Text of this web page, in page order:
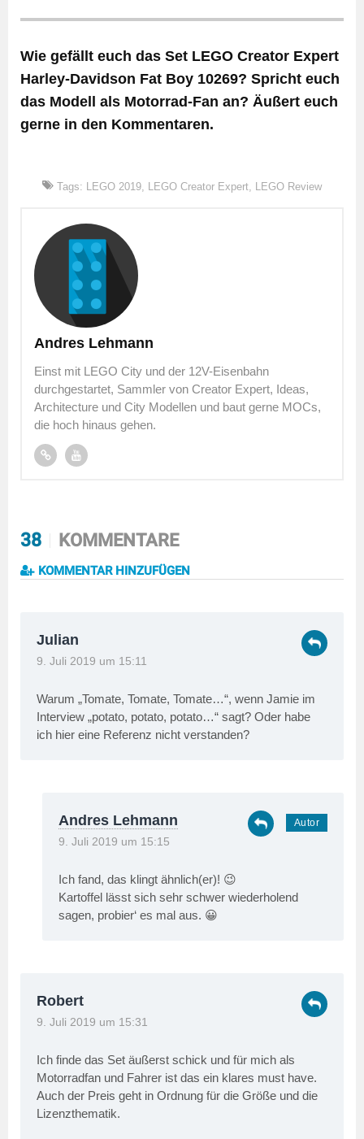
Wie gefällt euch das Set LEGO Creator Expert
Harley-Davidson Fat Boy 10269? Spricht euch
das Modell als Motorrad-Fan an? Äußert euch
gerne in den Kommentaren.
Tags: LEGO 2019 LEGO Creator Expert LEGO Review
Andres Lehmann
Einst mit LEGO City und der 12V-Eisenbahn
durchgestartet, Sammler von Creator Expert, Ideas,
Architecture und City Modellen und baut gerne MOCs,
die hoch hinaus gehen.
38 KOMMENTARE
KOMMENTAR HINZUFÜGEN
Julian
9. Juli 2019 um 15:11
Warum „Tomate, Tomate, Tomate…“, wenn Jamie im
Interview „potato, potato, potato…“ sagt? Oder habe
ich hier eine Referenz nicht verstanden?
Andres Lehmann
9. Juli 2019 um 15:15
Ich fand, das klingt ähnlich(er)! 😉
Kartoffel lässt sich sehr schwer wiederholend
sagen, probier‘ es mal aus. 😀
Robert
9. Juli 2019 um 15:31
Ich finde das Set äußerst schick und für mich als
Motorradfan und Fahrer ist das ein klares must have.
Auch der Preis geht in Ordnung für die Größe und die
Lizenzthematik.